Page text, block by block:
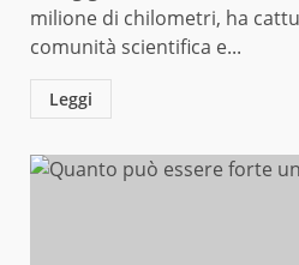
milione di chilometri, ha
comunità scientifica e...
Leggi